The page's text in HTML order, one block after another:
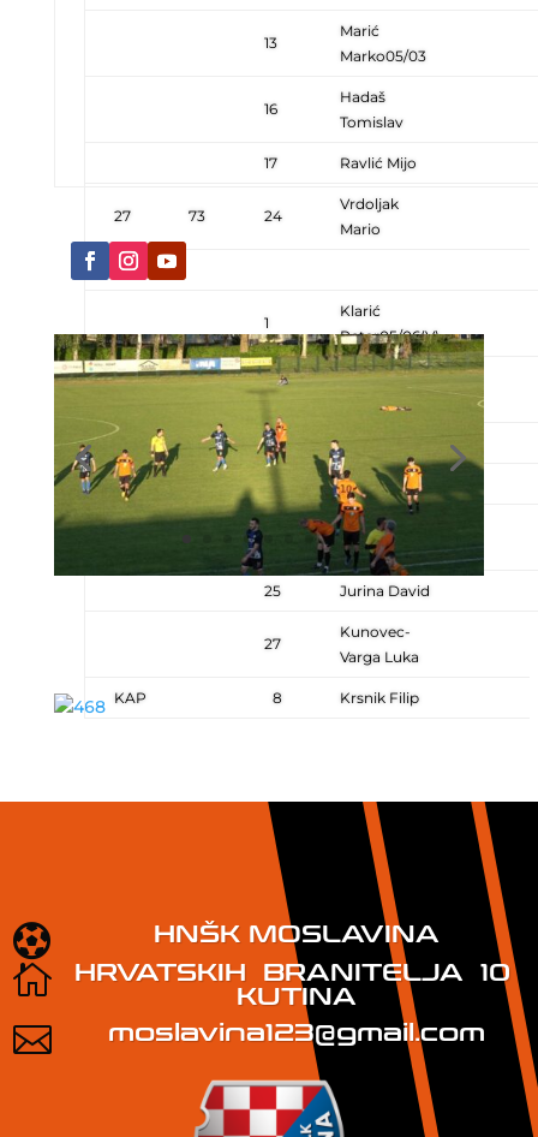
13
Marić
Marko05/03
16
Hadaš
Tomislav
17 Ravlić Mijo
27 73 24
Vrdoljak
Mario
1
Klarić
Petar05/06(V)
2
Ivanković
Dorijan
10 Belavić Luka
Miličević Ivan
Matijević
Mateo
25 Jurina David
27
Kunovec-
Varga Luka
KAP 8 Krsnik Filip
 HNŠK MOSLAVINA

HRVATSKIH BRANITELJA 10
KUTINA
 moslavina123@gmail.com